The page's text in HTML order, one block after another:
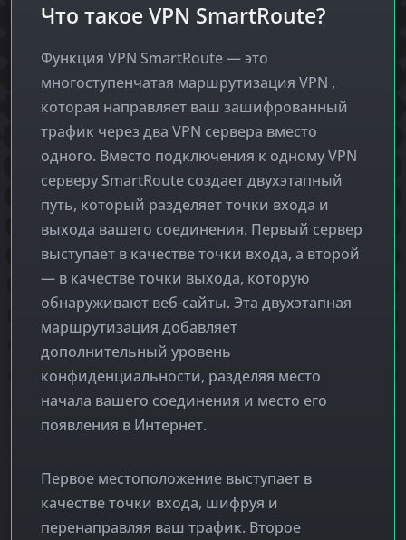
Что такое VPN SmartRoute?
Функция VPN SmartRoute — это
многоступенчатая маршрутизация VPN ,
которая направляет ваш зашифрованный
трафик через два VPN сервера вместо
одного. Вместо подключения к одному VPN
серверу SmartRoute создает двухэтапный
путь, который разделяет точки входа и
выхода вашего соединения. Первый сервер
выступает в качестве точки входа, а второй
— в качестве точки выхода, которую
обнаруживают веб-сайты. Эта двухэтапная
маршрутизация добавляет
дополнительный уровень
конфиденциальности, разделяя место
начала вашего соединения и место его
появления в Интернет.
Первое местоположение выступает в
качестве точки входа, шифруя и
перенаправляя ваш трафик. Второе